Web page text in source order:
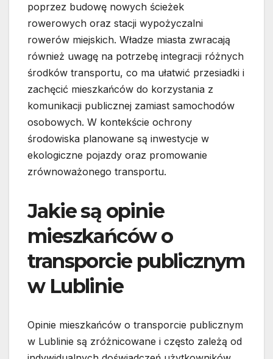
poprzez budowę nowych ścieżek
rowerowych oraz stacji wypożyczalni
rowerów miejskich. Władze miasta zwracają
również uwagę na potrzebę integracji różnych
środków transportu, co ma ułatwić przesiadki i
zachęcić mieszkańców do korzystania z
komunikacji publicznej zamiast samochodów
osobowych. W kontekście ochrony
środowiska planowane są inwestycje w
ekologiczne pojazdy oraz promowanie
zrównoważonego transportu.
Jakie są opinie
mieszkańców o
transporcie publicznym
w Lublinie
Opinie mieszkańców o transporcie publicznym
w Lublinie są zróżnicowane i często zależą od